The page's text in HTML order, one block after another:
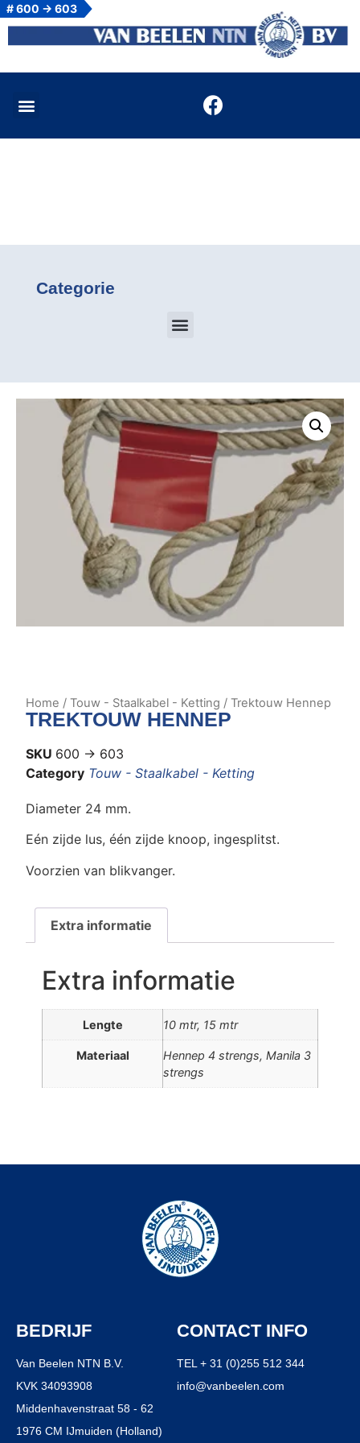
# 600 -> 603
Categorie
Home / Touw - Staalkabel - Ketting / Trektouw Hennep
TREKTOUW HENNEP
SKU 600 -> 603
Category Touw - Staalkabel - Ketting
Diameter 24 mm.
Eén zijde lus, één zijde knoop, ingesplitst.
Voorzien van blikvanger.
Extra informatie
Extra informatie
Lengte 10 mtr, 15 mtr
Materiaal
Hennep 4 strengs, Manila 3
strengs
BEDRIJF
Van Beelen NTN B.V.
KVK 34093908
Middenhavenstraat 58 - 62
1976 CM IJmuiden (Holland)
CONTACT INFO
TEL + 31 (0)255 512 344
info@vanbeelen.com